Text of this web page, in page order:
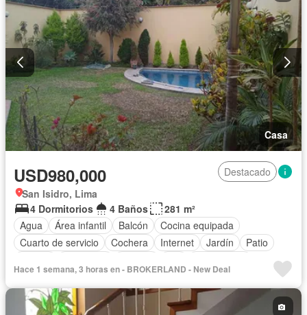
Casa
USD980,000
Destacado
San Isidro, Lima
4 Dormitorios
4 Baños
281 m²
Agua
Área infantil Balcón
Cocina equipada
Cuarto de servicio
Cochera Internet Jardín
Patio
Hace 1 semana, 3 horas en - BROKERLAND - New Deal